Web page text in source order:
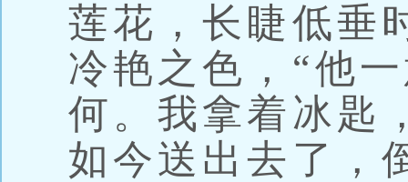
莲花，长睫低垂
冷艳之色，“他
何。我拿着冰匙
如今送出去了，